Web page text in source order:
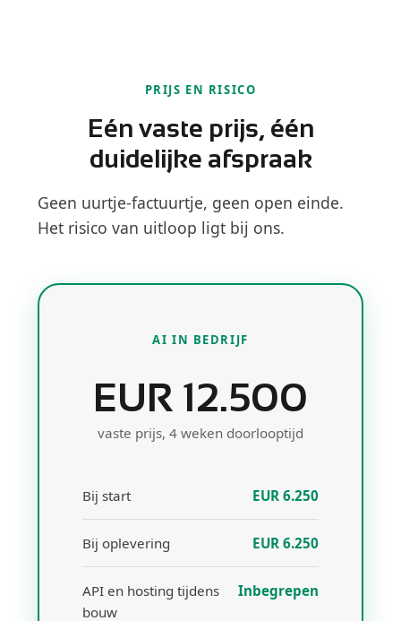
PRIJS EN RISICO
Eén vaste prijs, één
duidelijke afspraak
Geen uurtje-factuurtje, geen open einde.
Het risico van uitloop ligt bij ons.
AI IN BEDRIJF
EUR 12.500
vaste prijs, 4 weken doorlooptijd
Bij start EUR 6.250
Bij oplevering EUR 6.250
API en hosting tijdens
bouw
Inbegrepen